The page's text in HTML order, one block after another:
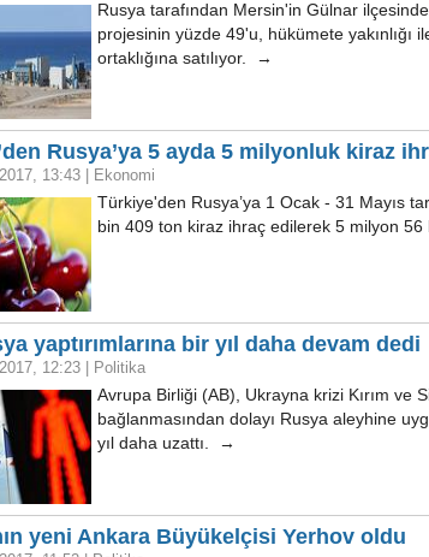
Rusya tarafından Mersin'in Gülnar
projesinin yüzde 49'u, hükümete yakınlığı
ortaklığına satılıyor. →
Rusya’ya 5 ayda 5 milyonluk kiraz
13:43 Ekonomi
Türkiye'den Rusya’ya 1 Ocak - 31 Mayıs
bin 409 ton kiraz ihraç edilerek 5 milyon
yaptırımlarına bir yıl daha devam dedi
12:23 Politika
Avrupa Birliği (AB), Ukrayna krizi Kırım ve
bağlanmasından dolayı Rusya aleyhine
yıl daha uzattı. →
yeni Ankara Büyükelçisi Yerhov oldu